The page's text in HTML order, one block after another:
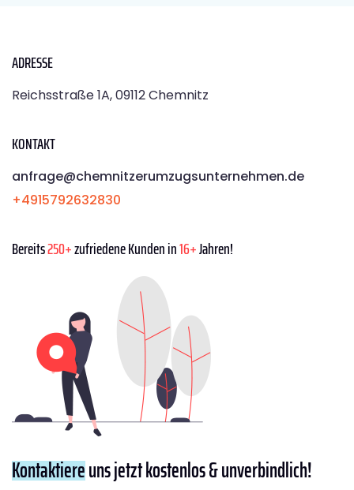
ADRESSE
Reichsstraße 1A, 09112 Chemnitz
KONTAKT
anfrage@chemnitzerumzugsunternehmen.de
+4915792632830
Bereits250+zufriedene Kunden in16+Jahren!
Kontaktiereuns jetzt kostenlos & unverbindlich!